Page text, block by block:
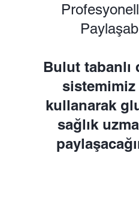
Bulut tabanlı
sistemimiz
kullanarak
sağlık